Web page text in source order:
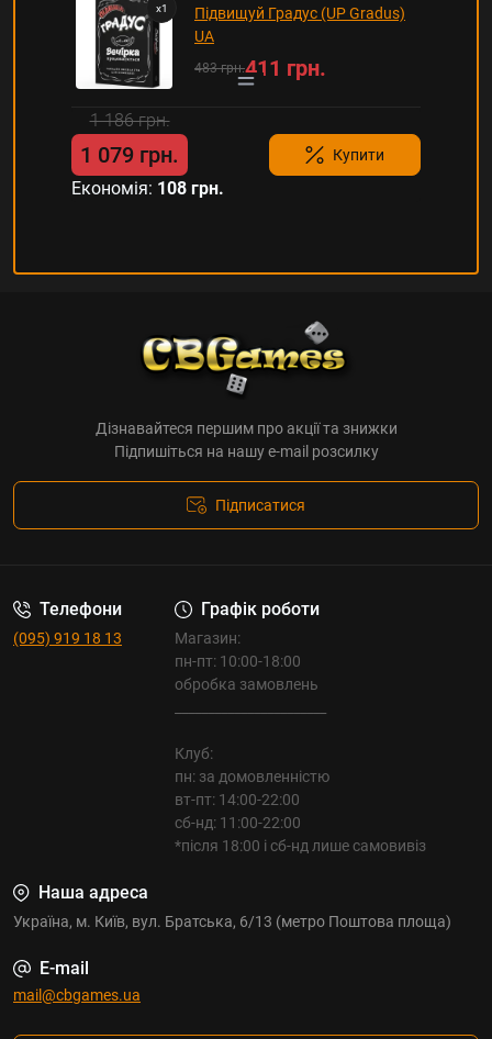
x1
Підвищуй Градус (UP Gradus)
UA
483 грн.411 грн.
1 186 грн.
1 079 грн.
Економія: 108 грн.
Купити
Дізнавайтеся першим про акції та знижки
Підпишіться на нашу e-mail розсилку
Підписатися
Телефони
(095) 919 18 13
Графік роботи
Магазин:
пн-пт: 10:00-18:00
обробка замовлень
Клуб:
пн: за домовленністю
вт-пт: 14:00-22:00
сб-нд: 11:00-22:00
*після 18:00 і сб-нд лише самовивіз
Наша адреса
Україна, м. Київ, вул. Братська, 6/13 (метро Поштова площа)
E-mail
mail@cbgames.ua